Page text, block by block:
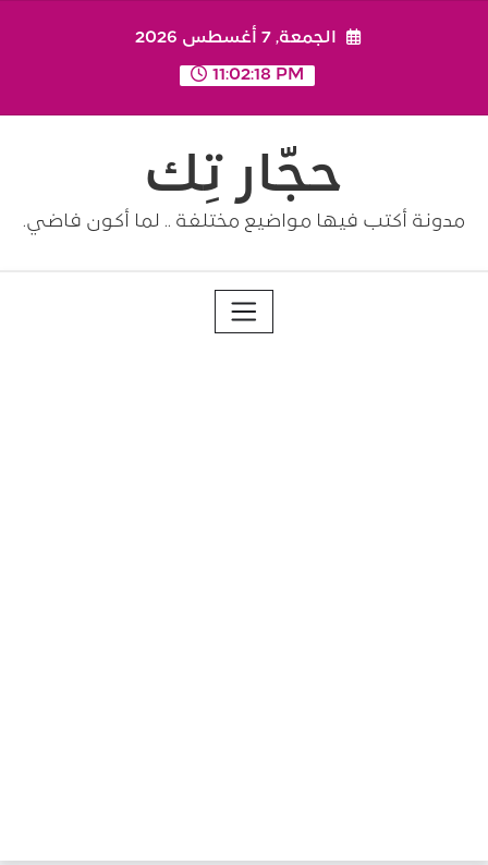
الجمعة, 7 أغسطس 2026
11:02:19 PM
حجّار تِك
مدونة أكتب فيها مواضيع مختلفة .. لما أكون فاضي.